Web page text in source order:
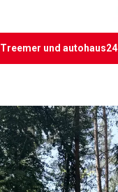
Treemer und autohaus24